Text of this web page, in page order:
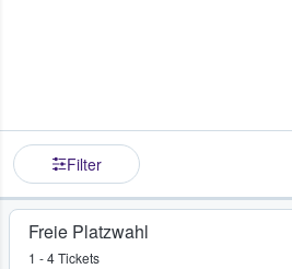
Filter
Freie Platzwahl
1 - 4 Tickets